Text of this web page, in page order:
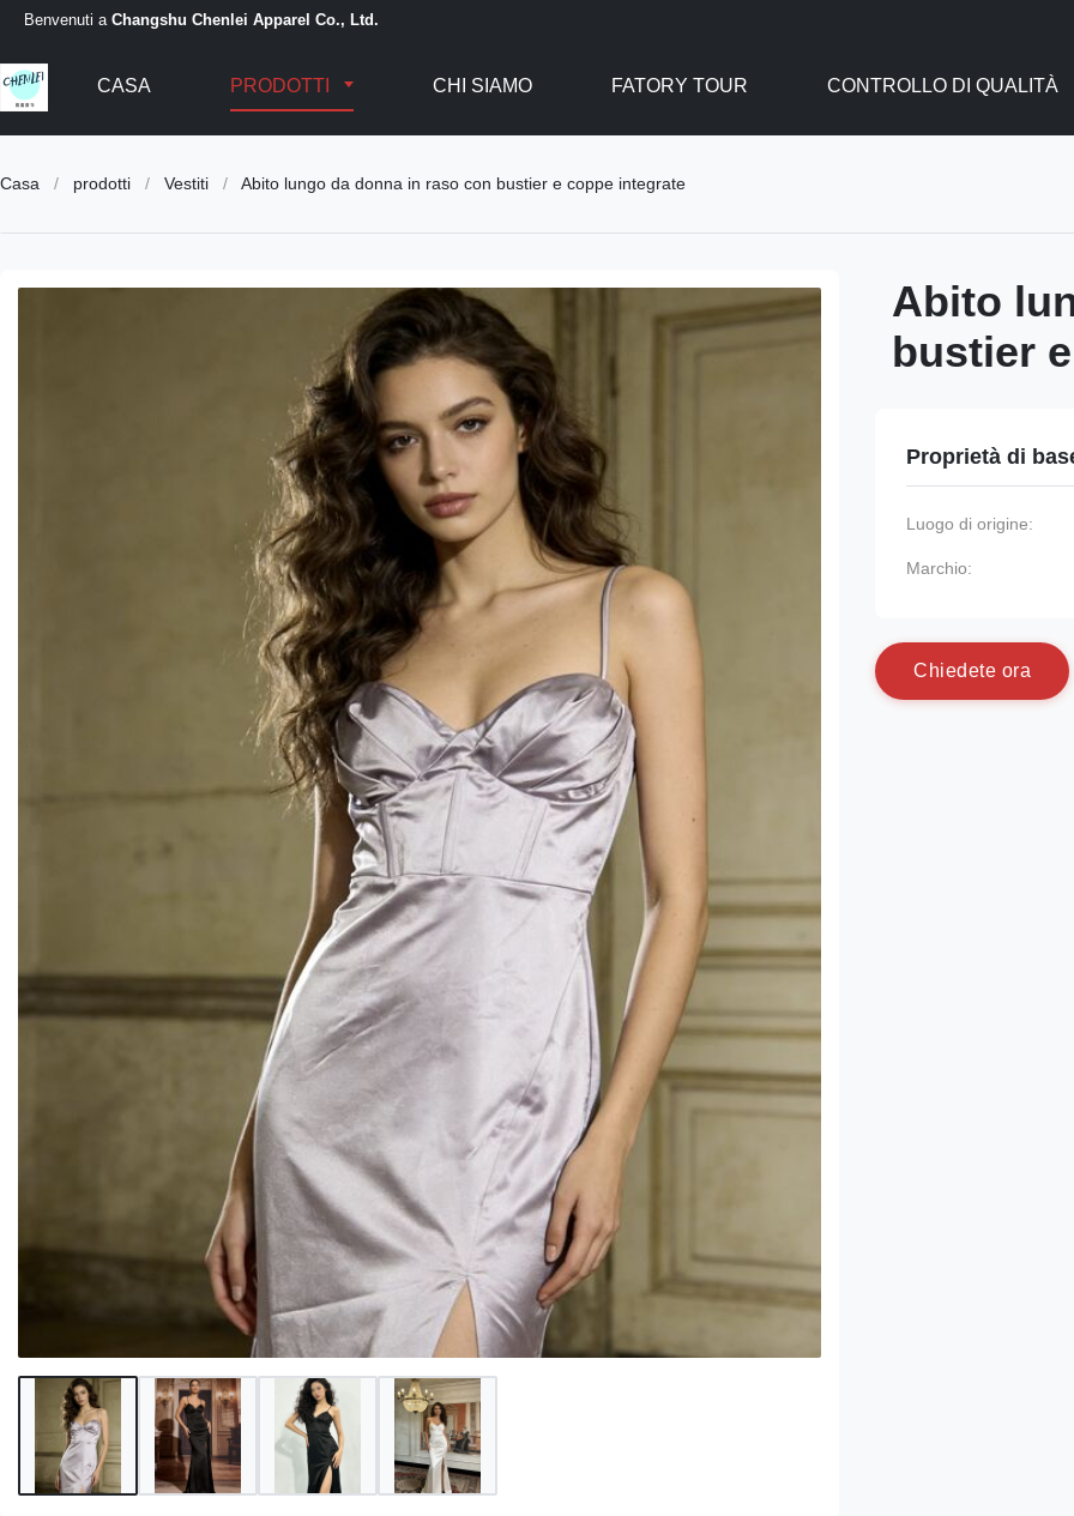
Benvenuti a Changshu Chenlei Apparel Co., Ltd.
CASA PRODOTTI CHI SIAMO FATORY TOUR CONTROLLO DI QUALITÀ
Casa / prodotti / Vestiti / Abito lungo da donna in raso con bustier e coppe integrate
Abito
bustier
Proprietà di
Luogo di origine:
Marchio:
C hiedete ora